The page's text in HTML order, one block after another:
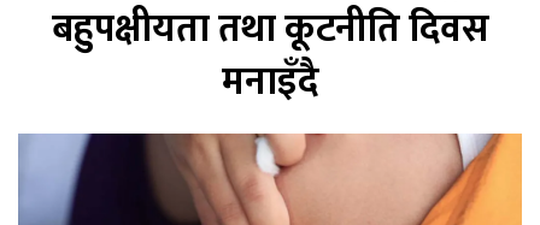
बहुपक्षीयता तथा कूटनीति दिवस
मनाइँदै